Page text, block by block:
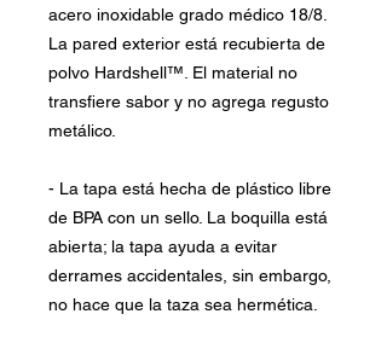
acero inoxidable grado médico 18/8.
La pared exterior está recubierta de
polvo Hardshell™. El material no
transfiere sabor y no agrega regusto
metálico.
- La tapa está hecha de plástico libre
de BPA con un sello. La boquilla está
abierta; la tapa ayuda a evitar
derrames accidentales, sin embargo,
no hace que la taza sea hermética.